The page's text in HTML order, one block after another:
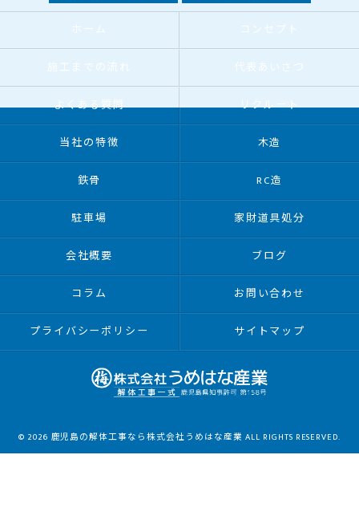
ホーム コンセプト
施工までの流れ 代表あいさつ
よくある質問 リクルート
当社の特徴 木造
鉄骨 RC造
駐車場 家財道具処分
会社概要 ブログ
コラム お問い合わせ
プライバシーポリシー サイトマップ
© 2026 鹿児島の解体工事なら株式会社うめはな産業 ALL RIGHTS RESERVED.